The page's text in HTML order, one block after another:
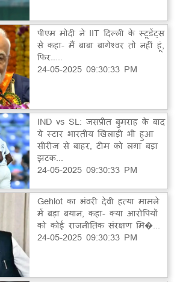
पीएम मोदी ने IIT दिल्ली के स्टूडेंट्स
से कहा- मैं बाबा बागेश्वर तो नहीं हूं,
फिर…...
24-05-2025 09:30:33 PM
IND vs SL: जसप्रीत बुमराह के बाद
ये स्टार भारतीय खिलाड़ी भी हुआ
सीरीज से बाहर, टीम को लगा बड़ा
झटक...
24-05-2025 09:30:33 PM
Gehlot का भंवरी देवी हत्या मामले
में बड़ा बयान, कहा- क्या आरोपियों
को कोई राजनीतिक संरक्षण मि�...
24-05-2025 09:30:33 PM